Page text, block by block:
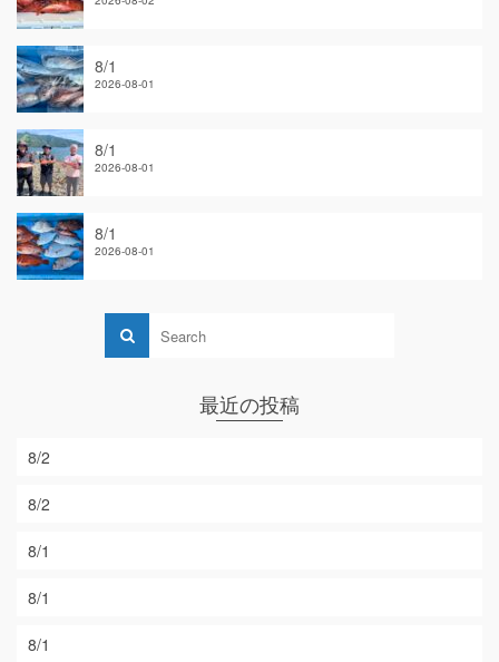
8/1
2026-08-01
8/1
2026-08-01
8/1
2026-08-01
最近の投稿
8/2
8/2
8/1
8/1
8/1